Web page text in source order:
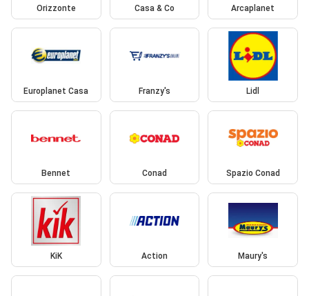
Orizzonte Casa & Co Arcaplanet
Europlanet Casa Franzy's Lidl
Bennet Conad Spazio Conad
KiK Action Maury's